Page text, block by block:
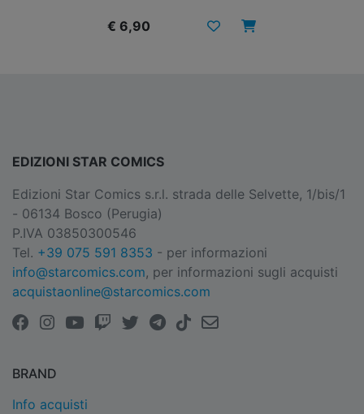
€ 6,90
EDIZIONI STAR COMICS
Edizioni Star Comics s.r.l. strada delle Selvette, 1/bis/1
- 06134 Bosco (Perugia)
P.IVA 03850300546
Tel. +39 075 591 8353 - per informazioni
info@starcomics.com, per informazioni sugli acquisti
acquistaonline@starcomics.com
BRAND
Info acquisti